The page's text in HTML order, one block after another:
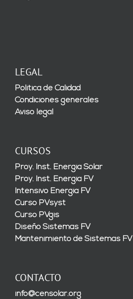
LEGAL
Política de Calidad
Condiciones generales
Aviso legal
CURSOS
Proy. Inst. Energía Solar
Proy. Inst. Energía FV
Intensivo Energía FV
Curso PVsyst
Curso PVgis
Diseño Sistemas FV
Mantenimiento de Sistemas FV
CONTACTO
info@censolar.org